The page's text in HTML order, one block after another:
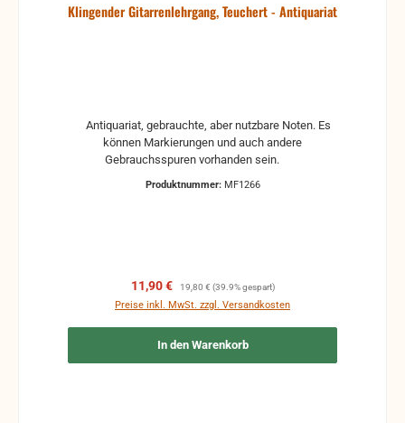
Klingender Gitarrenlehrgang, Teuchert - Antiquariat
können Markierungen und auch andere
Produktnummer: MF1266
Verkaufspreis:
11,90 € Regulärer Preis:
19,80 € (39.9% gespart)
Preise inkl. MwSt. zzgl. Versandkosten
In den Warenkorb